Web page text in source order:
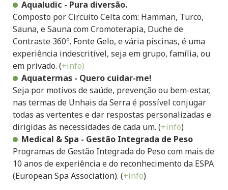
Aqualudic - Pura diversão.
Composto por Circuito Celta com: Hamman, Turco,
Sauna, e Sauna com Cromoterapia, Duche de
Contraste 360º, Fonte Gelo, e vária piscinas, é uma
experiência indescritível, seja em grupo, família, ou
em privado. (+info)
Aquatermas - Quero cuidar-me!
Seja por motivos de saúde, prevenção ou bem-estar,
nas termas de Unhais da Serra é possível conjugar
todas as vertentes e dar respostas personalizadas e
dirigidas às necessidades de cada um. (+info)
Medical & Spa - Gestão Integrada de Peso
Programas de Gestão Integrada do Peso com mais de
10 anos de experiência e do reconhecimento da ESPA
(European Spa Association). (+info)